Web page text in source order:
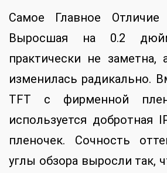
Самое Главное
Выросшая на 0.2
практически не заметна,
изменилась радикально.
TFT с фирменной
используется добротная
пленочек. Сочность
углы обзора выросли так,